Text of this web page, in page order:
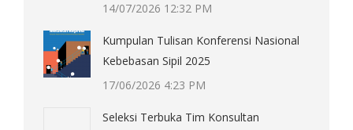
14/07/2026 12:32 PM
Kumpulan Tulisan Konferensi Nasional
Kebebasan Sipil 2025
17/06/2026 4:23 PM
Seleksi Terbuka Tim Konsultan